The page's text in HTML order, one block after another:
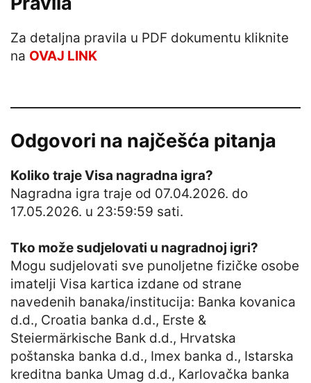
Za detaljna pravila u PDF dokumentu kliknite
na OVAJ LINK
Odgovori na najčešća pitanja
Koliko traje Visa nagradna igra?
Nagradna igra traje od 07.04.2026. do
17.05.2026. u 23:59:59 sati.
Tko može sudjelovati u nagradnoj igri?
Mogu sudjelovati sve punoljetne fizičke osobe
imatelji Visa kartica izdane od strane
navedenih banaka/institucija: Banka kovanica
d.d., Croatia banka d.d., Erste &
Steiermärkische Bank d.d., Hrvatska
poštanska banka d.d., Imex banka d., Istarska
kreditna banka Umag d.d., Karlovačka banka